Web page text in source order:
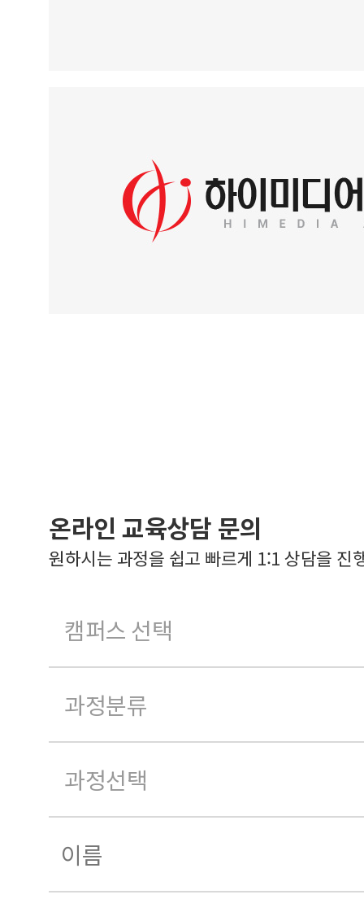
온라인 교육상담 문의
원하시는 과정을 쉽고 빠르게 1:1 상담을 진